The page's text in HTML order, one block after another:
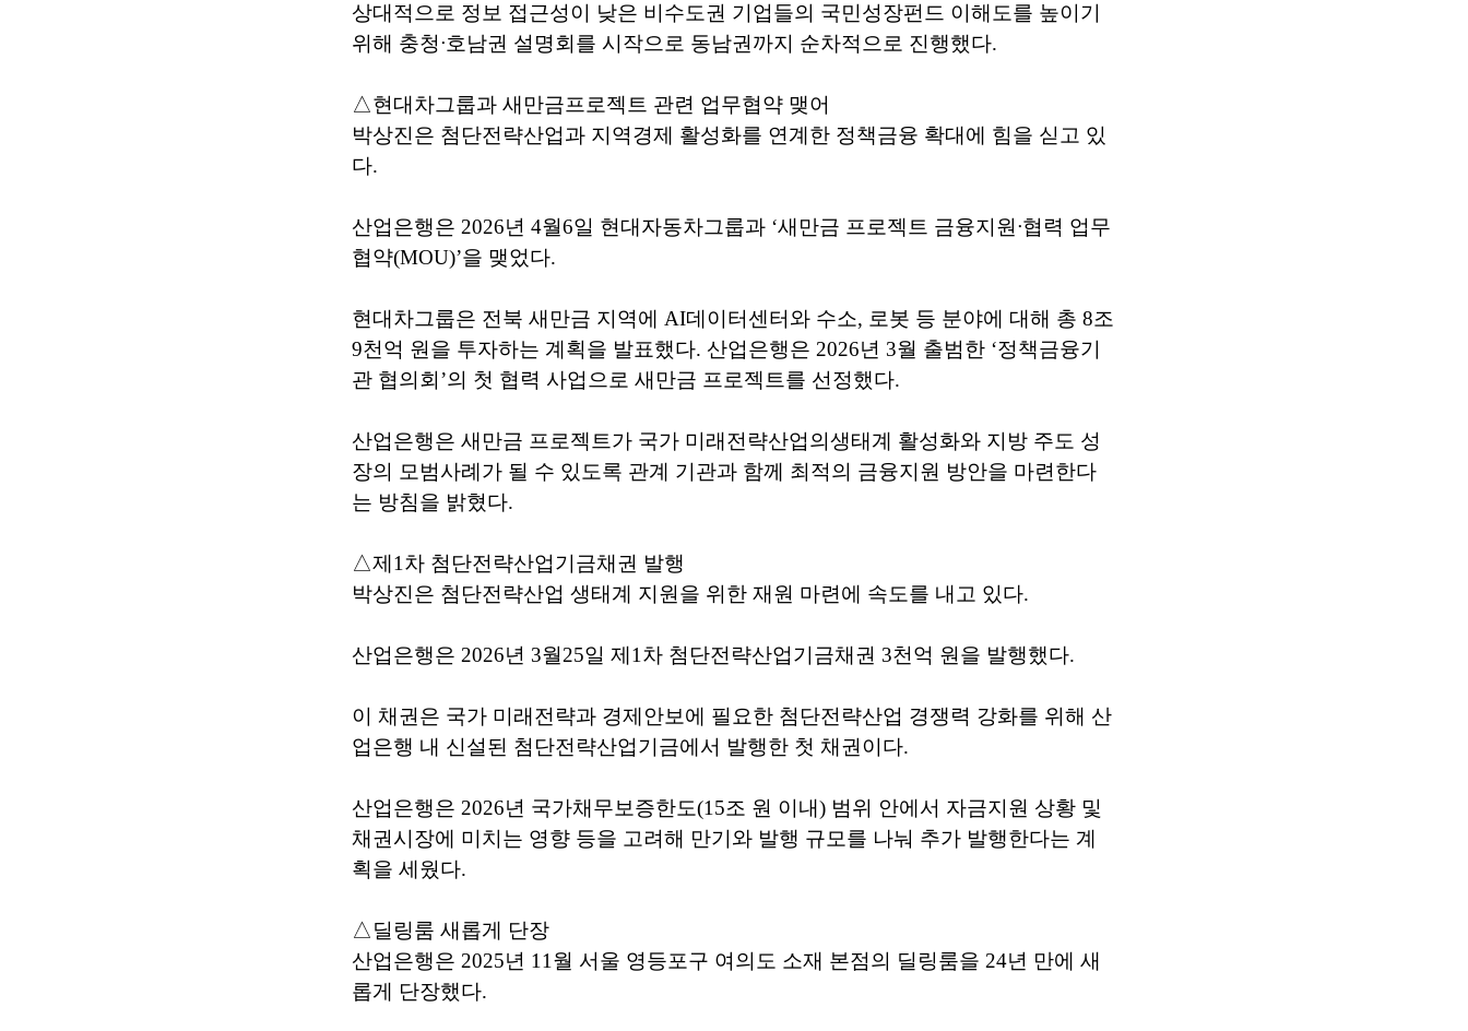
상대적으로 정보 접근성이 낮은 비수도권 기업들의 국민성장펀드 이해도를 높이기
위해 충청ᐧ호남권 설명회를 시작으로 동남권까지 순차적으로 진행했다.
△현대차그룹과 새만금프로젝트 관련 업무협약 맺어
박상진은 첨단전략산업과 지역경제 활성화를 연계한 정책금융 확대에 힘을 싣고 있
다.
산업은행은 2026년 4월6일 현대자동차그룹과 ‘새만금 프로젝트 금융지원ᐧ협력 업무
협약(MOU)’을 맺었다.
현대차그룹은 전북 새만금 지역에 AI데이터센터와 수소, 로봇 등 분야에 대해 총 8조
9천억 원을 투자하는 계획을 발표했다. 산업은행은 2026년 3월 출범한 ‘정책금융기
관 협의회’의 첫 협력 사업으로 새만금 프로젝트를 선정했다.
산업은행은 새만금 프로젝트가 국가 미래전략산업의생태계 활성화와 지방 주도 성
장의 모범사례가 될 수 있도록 관계 기관과 함께 최적의 금융지원 방안을 마련한다
는 방침을 밝혔다.
△제1차 첨단전략산업기금채권 발행
박상진은 첨단전략산업 생태계 지원을 위한 재원 마련에 속도를 내고 있다.
산업은행은 2026년 3월25일 제1차 첨단전략산업기금채권 3천억 원을 발행했다.
이 채권은 국가 미래전략과 경제안보에 필요한 첨단전략산업 경쟁력 강화를 위해 산
업은행 내 신설된 첨단전략산업기금에서 발행한 첫 채권이다.
산업은행은 2026년 국가채무보증한도(15조 원 이내) 범위 안에서 자금지원 상황 및
채권시장에 미치는 영향 등을 고려해 만기와 발행 규모를 나눠 추가 발행한다는 계
획을 세웠다.
△딜링룸 새롭게 단장
산업은행은 2025년 11월 서울 영등포구 여의도 소재 본점의 딜링룸을 24년 만에 새
롭게 단장했다.